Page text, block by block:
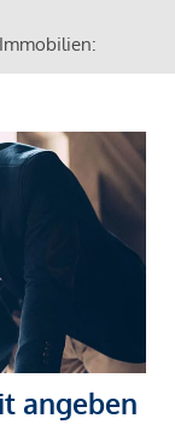
angeben